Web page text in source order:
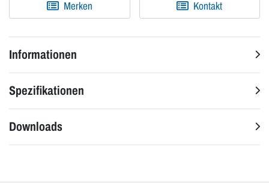
Merken Kontakt
Informationen
Spezifikationen
Downloads